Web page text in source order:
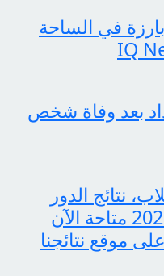
في الساحة
بعد وفاة شخص
نتائج الدور
الثاني للثالث متوسط 2025 متاحة الآن
موقع نتائجنا